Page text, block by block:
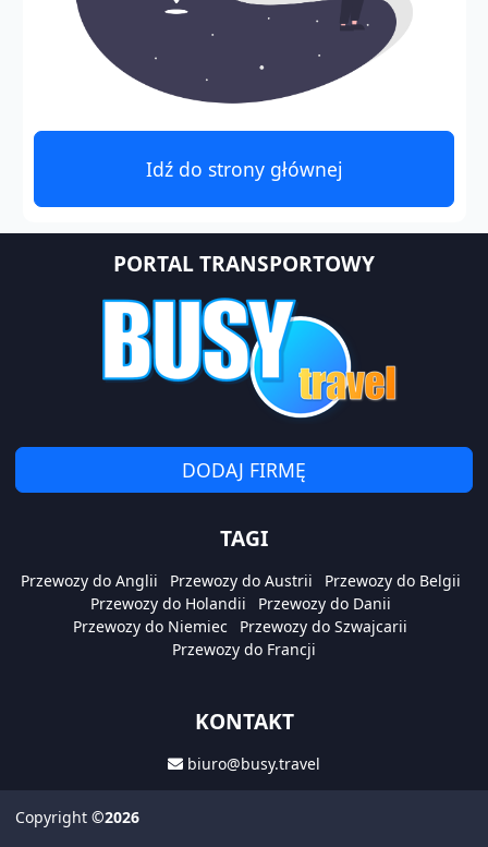
Idź do strony głównej
PORTAL TRANSPORTOWY
DODAJ FIRMĘ
TAGI
Przewozy do Anglii Przewozy do Austrii
Przewozy do Belgii
Przewozy do Holandii
Przewozy do Danii
Przewozy do Niemiec
Przewozy do Szwajcarii
Przewozy do Francji
KONTAKT
biuro@busy.travel
Copyright ©2026